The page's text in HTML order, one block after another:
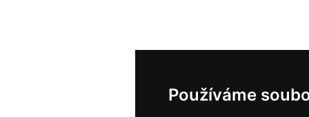
Používáme